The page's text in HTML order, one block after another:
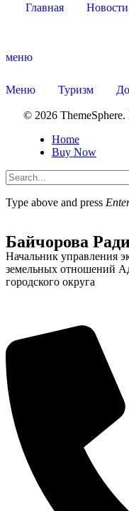
Главная Новости
меню
Меню Туризм
© 2026 ThemeSphere.
Home
Buy Now
Type above and press
Байчорова
Начальник управления
земельных отношений
городского округа